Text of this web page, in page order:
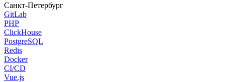
Санкт-Петербург
GitLab
PHP
ClickHouse
PostgreSQL
Redis
Docker
CI/CD
Vue.js